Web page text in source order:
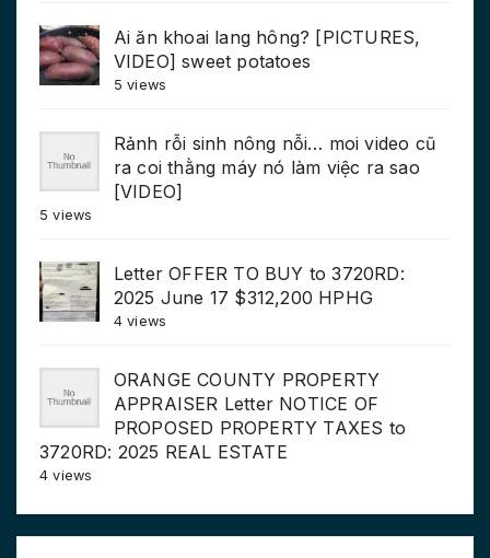
Ai ăn khoai lang hông? [PICTURES,
VIDEO] sweet potatoes
5 views
Rảnh rỗi sinh nông nỗi… moi video cũ
ra coi thằng máy nó làm việc ra sao
[VIDEO]
5 views
Letter OFFER TO BUY to 3720RD:
2025 June 17 $312,200 HPHG
4 views
ORANGE COUNTY PROPERTY
APPRAISER Letter NOTICE OF
PROPOSED PROPERTY TAXES to
3720RD: 2025 REAL ESTATE
4 views